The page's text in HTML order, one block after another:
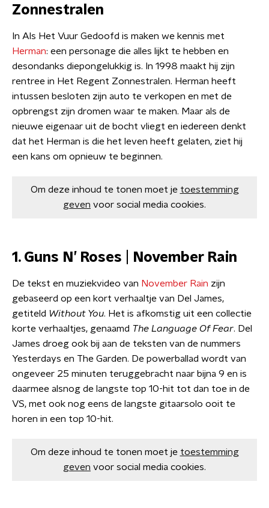
Zonnestralen
In Als Het Vuur Gedoofd is maken we kennis met
Herman: een personage die alles lijkt te hebben en
desondanks diepongelukkig is. In 1998 maakt hij zijn
rentree in Het Regent Zonnestralen. Herman heeft
intussen besloten zijn auto te verkopen en met de
opbrengst zijn dromen waar te maken. Maar als de
nieuwe eigenaar uit de bocht vliegt en iedereen denkt
dat het Herman is die het leven heeft gelaten, ziet hij
een kans om opnieuw te beginnen.
Om deze inhoud te tonen moet je toestemming
geven voor social media cookies.
1. Guns N’ Roses | November Rain
De tekst en muziekvideo van November Rain zijn
gebaseerd op een kort verhaaltje van Del James,
getiteld Without You. Het is afkomstig uit een collectie
korte verhaaltjes, genaamd The Language Of Fear. Del
James droeg ook bij aan de teksten van de nummers
Yesterdays en The Garden. De powerballad wordt van
ongeveer 25 minuten teruggebracht naar bijna 9 en is
daarmee alsnog de langste top 10-hit tot dan toe in de
VS, met ook nog eens de langste gitaarsolo ooit te
horen in een top 10-hit.
Om deze inhoud te tonen moet je toestemming
geven voor social media cookies.